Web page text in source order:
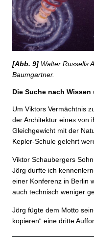
[Abb. 9] Walter Russells
Baumgartner.
Die Suche nach
Um Viktors Vermächtnis
der Architektur eines von
Gleichgewicht mit der
Kepler-Schule gelehrt
Viktor Schaubergers
Jörg durfte ich
einer Konferenz in Berlin
auch technisch weniger
Jörg fügte dem Motto
kopieren“ eine dritte